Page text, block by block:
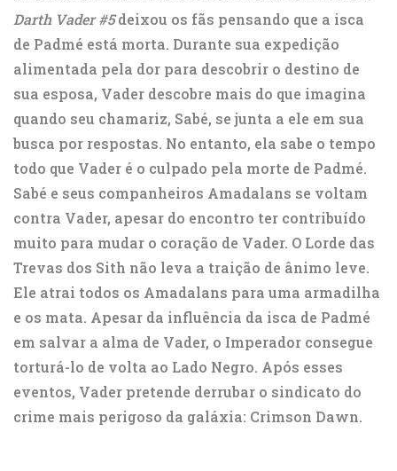
Darth Vader #5deixou os fãs pensando que a isca
de Padmé está morta. Durante sua expedição
alimentada pela dor para descobrir o destino de
sua esposa, Vader descobre mais do que imagina
quando seu chamariz, Sabé, se junta a ele em sua
busca por respostas. No entanto, ela sabe o tempo
todo que Vader é o culpado pela morte de Padmé.
Sabé e seus companheiros Amadalans se voltam
contra Vader, apesar do encontro ter contribuído
muito para mudar o coração de Vader. O Lorde das
Trevas dos Sith não leva a traição de ânimo leve.
Ele atrai todos os Amadalans para uma armadilha
e os mata. Apesar da influência da isca de Padmé
em salvar a alma de Vader, o Imperador consegue
torturá-lo de volta ao Lado Negro. Após esses
eventos, Vader pretende derrubar o sindicato do
crime mais perigoso da galáxia: Crimson Dawn.